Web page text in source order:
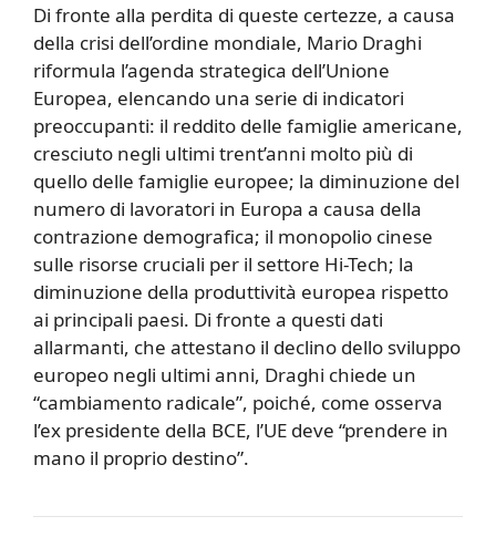
Di fronte alla perdita di queste certezze, a causa
della crisi dell’ordine mondiale, Mario Draghi
riformula l’agenda strategica dell’Unione
Europea, elencando una serie di indicatori
preoccupanti: il reddito delle famiglie americane,
cresciuto negli ultimi trent’anni molto più di
quello delle famiglie europee; la diminuzione del
numero di lavoratori in Europa a causa della
contrazione demografica; il monopolio cinese
sulle risorse cruciali per il settore Hi-Tech; la
diminuzione della produttività europea rispetto
ai principali paesi. Di fronte a questi dati
allarmanti, che attestano il declino dello sviluppo
europeo negli ultimi anni, Draghi chiede un
“cambiamento radicale”, poiché, come osserva
l’ex presidente della BCE, l’UE deve “prendere in
mano il proprio destino”.